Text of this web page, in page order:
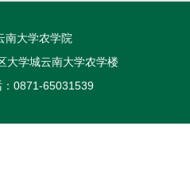
云南大学农学院
大学城云南大学农学楼
0871-65031539